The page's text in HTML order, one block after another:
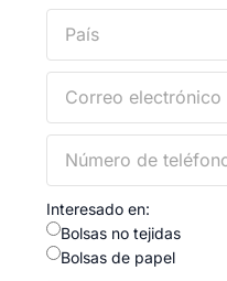
Interesado en:
Bolsas no tejidas
Bolsas de papel